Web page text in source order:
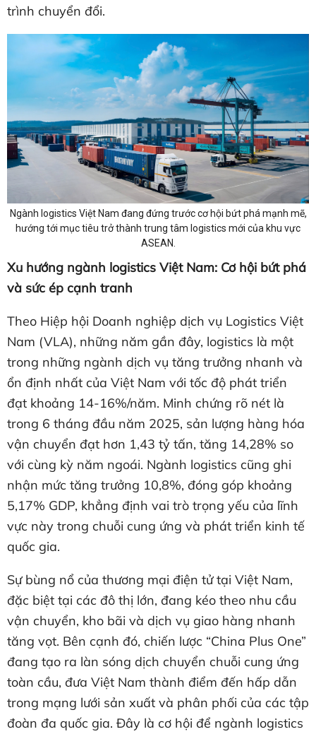
trình chuyển đổi.
Ngành logistics Việt Nam đang đứng trước cơ hội bứt phá mạnh mẽ,
hướng tới mục tiêu trở thành trung tâm logistics mới của khu vực
ASEAN.
Xu hướng ngành logistics Việt Nam: Cơ hội bứt phá
và sức ép cạnh tranh
Theo Hiệp hội Doanh nghiệp dịch vụ Logistics Việt
Nam (VLA), những năm gần đây, logistics là một
trong những ngành dịch vụ tăng trưởng nhanh và
ổn định nhất của Việt Nam với tốc độ phát triển
đạt khoảng 14-16%/năm. Minh chứng rõ nét là
trong 6 tháng đầu năm 2025, sản lượng hàng hóa
vận chuyển đạt hơn 1,43 tỷ tấn, tăng 14,28% so
với cùng kỳ năm ngoái. Ngành logistics cũng ghi
nhận mức tăng trưởng 10,8%, đóng góp khoảng
5,17% GDP, khẳng định vai trò trọng yếu của lĩnh
vực này trong chuỗi cung ứng và phát triển kinh tế
quốc gia.
Sự bùng nổ của thương mại điện tử tại Việt Nam,
đặc biệt tại các đô thị lớn, đang kéo theo nhu cầu
vận chuyển, kho bãi và dịch vụ giao hàng nhanh
tăng vọt. Bên cạnh đó, chiến lược “China Plus One”
đang tạo ra làn sóng dịch chuyển chuỗi cung ứng
toàn cầu, đưa Việt Nam thành điểm đến hấp dẫn
trong mạng lưới sản xuất và phân phối của các tập
đoàn đa quốc gia. Đây là cơ hội để ngành logistics